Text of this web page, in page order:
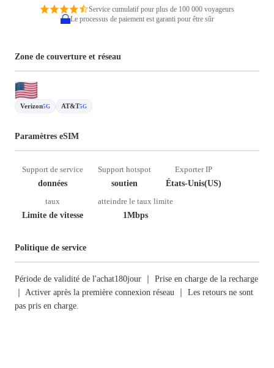
Service cumulatif pour plus de 100 000 voyageurs
Le processus de paiement est garanti pour être sûr
Zone de couverture et réseau
Verizon5G AT&T5G
Paramètres eSIM
Support de service
données
Support hotspot
soutien
Exporter IP
États-Unis(US)
taux
Limite de vitesse
atteindre le taux limite
1Mbps
Politique de service
Période de validité de l'achat180jour ｜ Prise en charge de la recharge
｜ Activer après la première connexion réseau ｜ Les retours ne sont
pas pris en charge.